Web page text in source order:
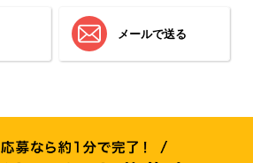
メールで送る